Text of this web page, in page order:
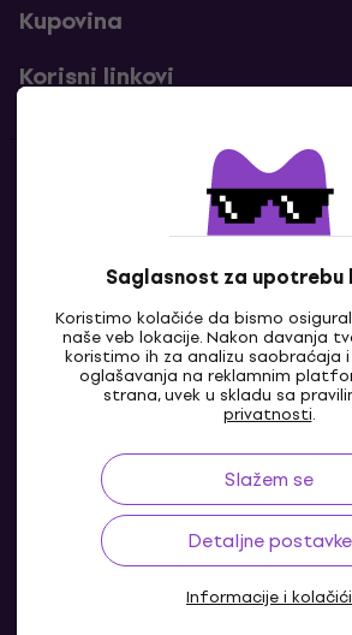
Saglasnost za upotrebu
Koristimo kolačiće da bismo
naše veb lokacije. Nakon davanja
koristimo ih za analizu saobraćaja
oglašavanja na reklamnim
strana, uvek u skladu sa
privatnosti.
Slažem se
Detaljne postavke
Informacije i kolačići
Kupovina
Korisni linkovi
Kontakti
Kontaktiraj nas
BA